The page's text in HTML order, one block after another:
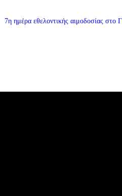
7η ημέρα εθελοντικής αιμοδοσίας